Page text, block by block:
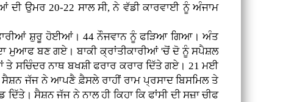
ਦੀ ਉਮਰ 20-22 ਸਾਲ ਸੀ, ਨੇ ਵੱਡੀ ਕਾਰਵਾਈ ਨੂੰ ਅੰਜਾਮ
ਸ਼ੁਰੂ ਹੋਈਆਂ। 44 ਨੌਜਵਾਨ ਨੂੰ ਫੜਿਆ ਗਿਆ। ਅੰਤ
ਮੁਆਫ ਬਣ ਗਏ। ਬਾਕੀ ਕ੍ਰਾਂਤੀਕਾਰੀਆਂ 'ਚੋਂ ਦੋ ਨੂੰ ਸਪੈਸ਼ਲ
ਸਚਿੰਦਰ ਨਾਥ ਬਖਸ਼ੀ ਫਰਾਰ ਕਰਾਰ ਦਿੱਤੇ ਗਏ। 21 ਮਈ
ਜੱਜ ਨੇ ਆਪਣੈ ਫ਼ੈਸਲੇ ਰਾਹੀਂ ਰਾਮ ਪ੍ਰਸਾਦ ਬਿਸਮਿਲ ਤੇ
ਸੈਸ਼ਨ ਜੱਜ ਨੇ ਨਾਲ ਹੀ ਕਿਹਾ ਕਿ ਫਾਂਸੀ ਦੀ ਸਜ਼ਾ ਚੀਫ